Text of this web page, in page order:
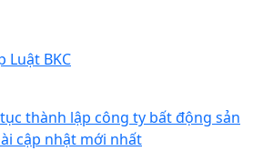
Luật BKC
thành lập công ty bất động sản
cập nhật mới nhất